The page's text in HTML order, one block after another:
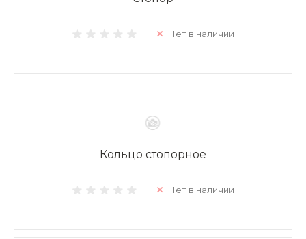
Нет в наличии
Кольцо стопорное
Нет в наличии